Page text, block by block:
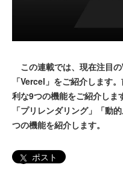
この連載では、現在注目
「Vercel」をご紹介します
利な9つの機能をご紹介しま
「プリレンダリング」「動
つの機能を紹介します。
ポスト